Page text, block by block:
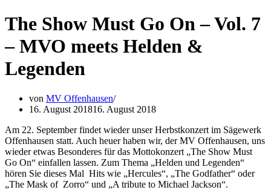
The Show Must Go On – Vol. 7
– MVO meets Helden &
Legenden
von MV Offenhausen
16. August 201816. August 2018
Am 22. September findet wieder unser Herbstkonzert im Sägewerk
Offenhausen statt. Auch heuer haben wir, der MV Offenhausen, uns
wieder etwas Besonderes für das Mottokonzert „The Show Must
Go On“ einfallen lassen. Zum Thema „Helden und Legenden“
hören Sie dieses Mal Hits wie „Hercules“, „The Godfather“ oder
„The Mask of Zorro“ und „A tribute to Michael Jackson“.